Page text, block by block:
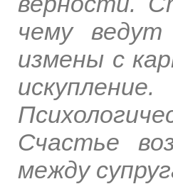
чему
измены с
Счастье
между